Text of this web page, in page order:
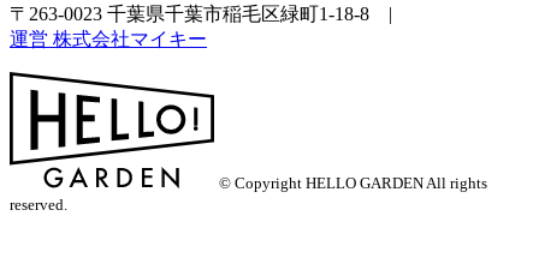
〒263-0023 千葉県千葉市稲毛区緑町1-18-8 |
運営 株式会社マイキー
© Copyright HELLO GARDEN All rights
reserved.